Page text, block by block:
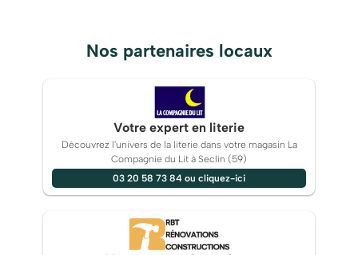
Nos partenaires locaux
Votre expert en literie
Découvrez l'univers de la literie dans votre magasin La
Compagnie du Lit à Seclin (59)
03 20 58 73 84 ou cliquez-ici